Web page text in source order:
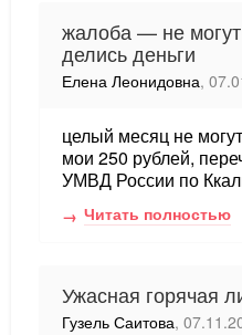
жалоба — не могут
делись деньги
Елена Леонидовна,
целый месяц не
мои 250 рублей,
УМВД России по
Читать полностью
Ужасная горячая
Гузель Саитова,